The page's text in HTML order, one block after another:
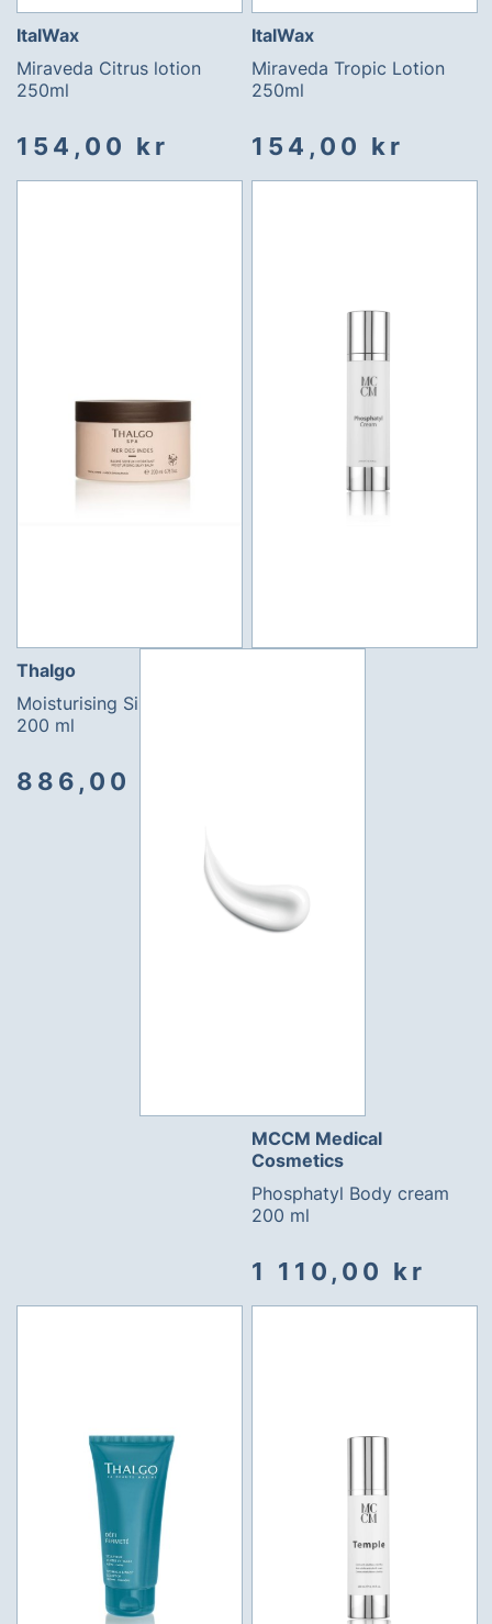
ItalWax
Miraveda Citrus lotion
250ml
154,00 kr
ItalWax
Miraveda Tropic Lotion
250ml
154,00 kr
Thalgo
Moisturising Silky Balm
200 ml
886,00 kr
MCCM Medical
Cosmetics
Phosphatyl Body cream
200 ml
1 110,00 kr